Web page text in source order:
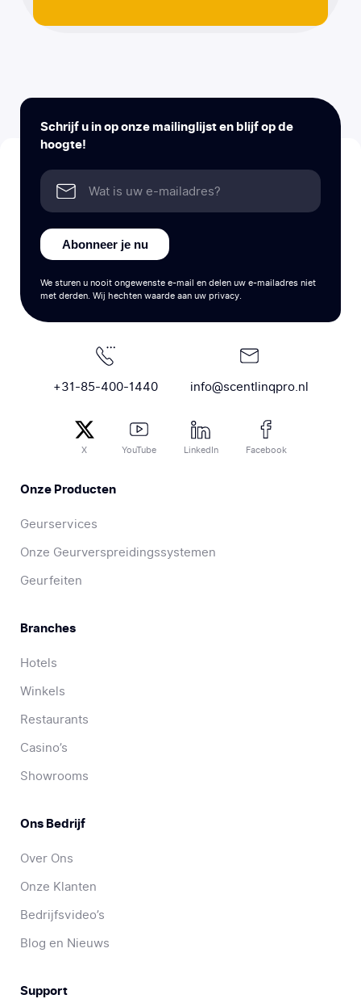
Schrijf u in op onze mailinglijst en blijf op de
hoogte!
Abonneer je nu
We sturen u nooit ongewenste e-mail en delen uw e-mailadres niet
met derden. Wij hechten waarde aan uw privacy.
+31-85-400-1440 info@scentlinqpro.nl
X YouTube LinkedIn Facebook
Onze Producten
Geurservices
Onze Geurverspreidingssystemen
Geurfeiten
Branches
Hotels
Winkels
Restaurants
Casino’s
Showrooms
Ons Bedrijf
Over Ons
Onze Klanten
Bedrijfsvideo’s
Blog en Nieuws
Support